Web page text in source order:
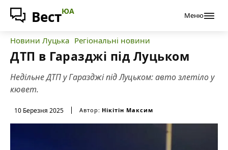
ВестЮА Меню
Новини Луцька Регіональні новини
ДТП в Гаразджі під Луцьком
Недільне ДТП у Гаразджі під Луцьком: авто злетіло у
кювет.
10 Березня 2025 Автор: Нікітін Максим